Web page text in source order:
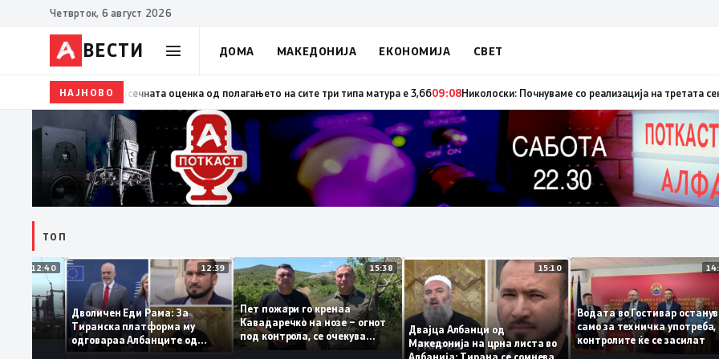
Четврток, 6 август 2026
ВЕСТИ ДОМА МАКЕДОНИЈА ЕКОНОМИЈА СВЕТ
НАЈНОВО09:34Размена на искуства со Словачка за успешно спроведување на реформите09:33Просечната оценка од полагањето на
ТОП
12:40
во
12:39
Дволичен Еди Рама: За
Тиранска платформа му
одговараа Албанците од
Македонија, сега кога му гори
15:38
Пет пожари го кренаа
Кавадаречко на нозе – огнот
под контрола, се очекува
целосно гаснење
15:10
Двајца Албанци од
Македонија на црна листа во
Албанија: Тирана се сомнева
Водата во Гостивар
само за техничка
контролите ќе се